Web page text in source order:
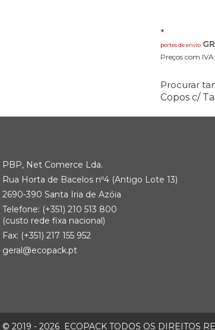
*
portes de envio
Preços com IVA
Procurar
Copos c/
PBP, Net Comerce Lda.
Rua Horta de Bacelos nº4 (Antigo Lote 13)
2690-390 Santa Iria de Azóia
Telefone: (+351) 210 513 800
(custo rede fixa nacional)
Fax: (+351) 217 155 952
geral@ecopack.pt
© 2019 - 2026 ECOPACK TODOS OS DIREITOS